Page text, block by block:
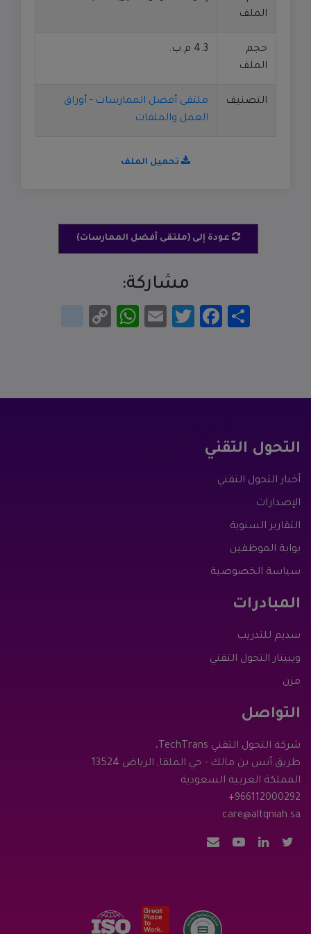
الملف
حجم
الملف
4.3 م.ب.
التصنيف ملتقى أفضل الممارسات - أوراق
العمل والملفات
تحميل الملف
عودة إلى (ملتقى أفضل الممارسات)
مشاركة:
انشر Facebook
Twitter
Email
WhatsApp
Copy
Link
التحول التقني
أخبار التحول التقني
الإصدارات
التقارير السنوية
بوابة الموظفين
سياسة الخصوصية
المبادرات
سديم للتدريب
ويبينار التحول التقني
مزن
التواصل
شركة التحول التقني TechTrans،
طريق أنس بن مالك - حي الملقا, الرياض 13524
المملكة العربية السعودية
+966112000292
care@altqniah.sa